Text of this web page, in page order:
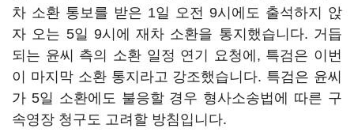
차 소환 통보를 받은 1일 오전 9시에도 출석하지 앉
자 오는 5일 9시에 재차 소환을 통지했습니다. 거듭
되는 윤씨 측의 소환 일정 연기 요청에, 특검은 이번
이 마지막 소환 통지라고 강조했습니다. 특검은 윤씨
가 5일 소환에도 불응할 경우 형사소송법에 따른 구
속영장 청구도 고려할 방침입니다.